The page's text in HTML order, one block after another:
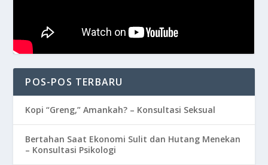
POS-POS TERBARU
Kopi “Greng,” Amankah? – Konsultasi Seksual
Bertahan Saat Ekonomi Sulit dan Hutang Menekan
– Konsultasi Psikologi